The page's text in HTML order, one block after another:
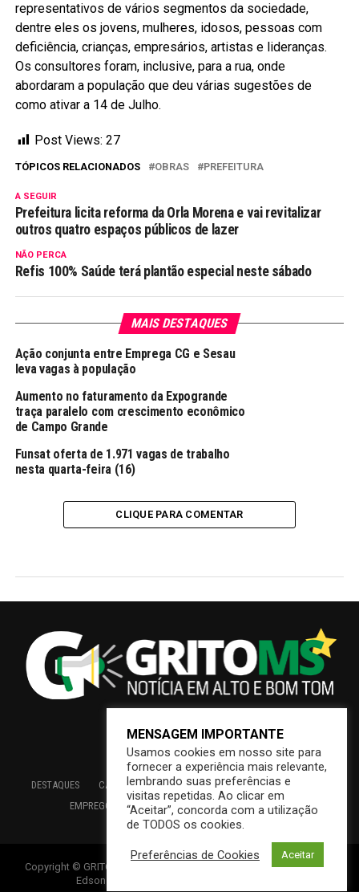
representativos de vários segmentos da sociedade,
dentre eles os jovens, mulheres, idosos, pessoas com
deficiência, crianças, empresários, artistas e lideranças.
Os consultores foram, inclusive, para a rua, onde
abordaram a população que deu várias sugestões de
como ativar a 14 de Julho.
Post Views: 27
TÓPICOS RELACIONADOS OBRAS PREFEITURA
A SEGUIR
Prefeitura licita reforma da Orla Morena e vai revitalizar
outros quatro espaços públicos de lazer
NÃO PERCA
Refis 100% Saúde terá plantão especial neste sábado
MAIS DESTAQUES
Ação conjunta entre Emprega CG e Sesau
leva vagas à população
Aumento no faturamento da Expogrande
traça paralelo com crescimento econômico
de Campo Grande
Funsat oferta de 1.971 vagas de trabalho
nesta quarta-feira (16)
CLIQUE PARA COMENTAR
DESTAQUES CAMPO GRANDE BRASIL SAÚDE
ECONOMIA
EMPREGO
EDUCAÇÃO INTERIOR PREFEITURA
Copyright © GRITOMS | Mantido por INDIOWEB – Soluções Online –
Edson {Índio} de Souza – Consultoria em T. I.
MENSAGEM IMPORTANTE
Usamos cookies em nosso site para
fornecer a experiência mais relevante,
lembrando suas preferências e
visitas repetidas. Ao clicar em
“Aceitar”, concorda com a utilização
de TODOS os cookies.
Preferências de Cookies Aceitar